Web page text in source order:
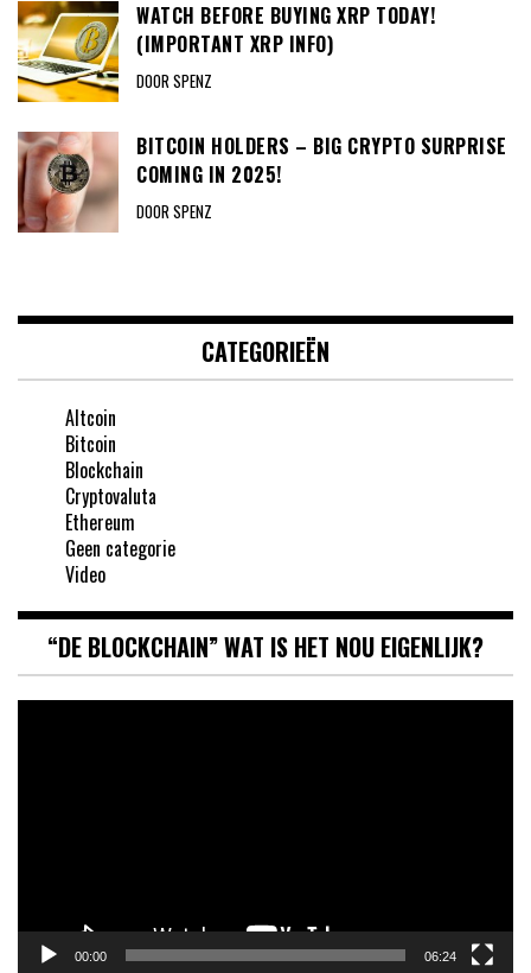
WATCH BEFORE BUYING XRP TODAY!
(IMPORTANT XRP INFO)
DOOR SPENZ
BITCOIN HOLDERS – BIG CRYPTO SURPRISE
COMING IN 2025!
DOOR SPENZ
CATEGORIEËN
Altcoin
Bitcoin
Blockchain
Cryptovaluta
Ethereum
Geen categorie
Video
“DE BLOCKCHAIN” WAT IS HET NOU EIGENLIJK?
00:00 06:24